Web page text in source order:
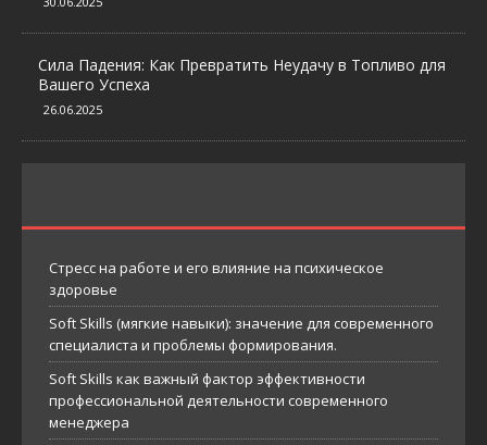
Сила Падения: Как Превратить Неудачу в Топливо для
Вашего Успеха
26.06.2025
Стресс на работе и его влияние на психическое
здоровье
Soft Skills (мягкие навыки): значение для современного
специалиста и проблемы формирования.
Soft Skills как важный фактор эффективности
профессиональной деятельности современного
менеджера